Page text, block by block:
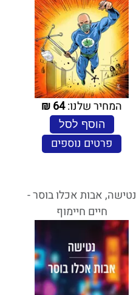
המחיר שלנו:64
₪
הוסף לסל
פרטים נוספים
נטישה, אבות אכלו בוסר -
חיים חיימוף